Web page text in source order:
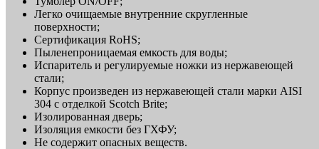
Легко очищаемые внутренние скругленные
поверхности;
Сертификация RoHS;
Пыленепроницаемая емкость для воды;
Испаритель и регулируемые ножки из нержавеющей
стали;
Корпус произведен из нержавеющей стали марки AISI
304 с отделкой Scotch Brite;
Изолированная дверь;
Изоляция емкости без ГХФУ;
Не содержит опасных веществ.